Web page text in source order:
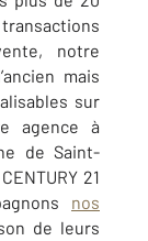
notre
mais
sur
agence à
de Saint-
21
nos
de leurs